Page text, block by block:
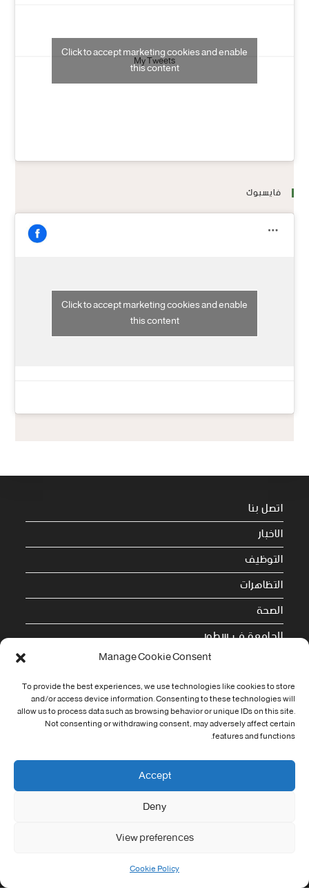
Manage Cookie Consent
To provide the best experiences, we use technologies like cookies to store
and/or access device information. Consenting to these technologies will
allow us to process data such as browsing behavior or unique IDs on this site.
Not consenting or withdrawing consent, may adversely affect certain
features and functions.
Accept
Deny
View preferences
Cookie Policy
My Tweets
Click to accept marketing cookies and enable
this content
فايسبوك
Click to accept marketing cookies and enable
this content
اتصل بنا
الاخبار
التوظيف
التظاهرات
الصحة
الجامعة في سطور
Cookie Policy (EU)
معلومات الاتصال
Address:
جامعة العربي التبسي طريق قسنطينة - تبسة
contact@univ-tebessa.dz